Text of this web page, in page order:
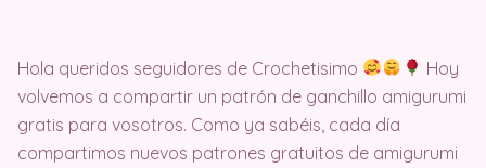
Hola queridos seguidores de Crochetisimo
Hoy
volvemos a compartir un patrón de ganchillo amigurumi
gratis para vosotros. Como ya sabéis, cada día
compartimos nuevos patrones gratuitos de amigurumi